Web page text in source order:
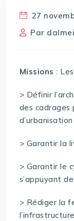
27
Par
Missions :
> Définir
des cadrages
> Garantir la
> Garantir le
s’appuyant
> Rédiger la
l’infrastructure